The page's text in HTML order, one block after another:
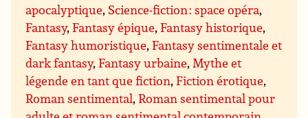
apocalyptique, Science-fiction : space opéra,
Fantasy,Fantasy épique,Fantasy historique,
Fantasy humoristique,Fantasy sentimentale et
dark fantasy,Fantasy urbaine,Mythe et
légende en tant que fiction,Fiction érotique,
Roman sentimental,Roman sentimental pour